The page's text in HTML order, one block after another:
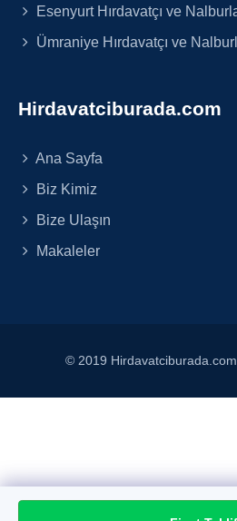
Esenyurt Hırdavatçı ve
Ümraniye Hırdavatçı ve
Hirdavatciburada.com
Ana Sayfa
Biz Kimiz
Bize Ulaşın
Makaleler
© 2019 Hirdavatciburada.com